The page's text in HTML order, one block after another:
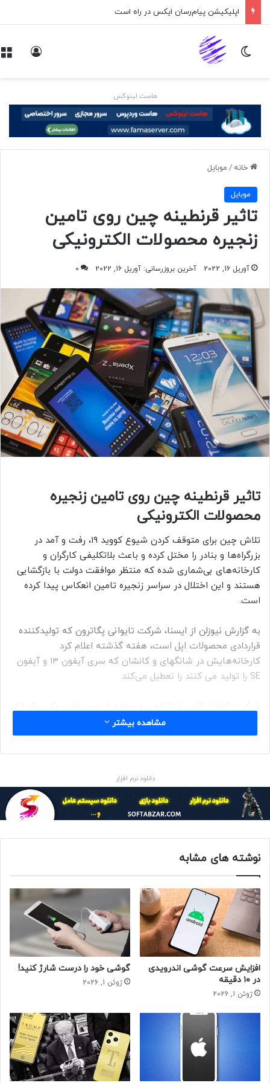
اپلیکیشن پیام‌رسان ایکس در راه است
تغییر پوسته
هاست لینوکس
خانه / موبايل
موبايل
تاثیر قرنطینه چین روی تامین
زنجیره محصولات الکترونیکی
آوریل 16, 2022 آخرین بروزرسانی: آوریل 16, 2022 0
تاثیر قرنطینه چین روی تامین زنجیره
محصولات الکترونیکی
تلاش چین برای متوقف کردن شیوع کووید ۱۹، رفت و آمد در
بزرگراه‌ها و بنادر را مختل کرده و باعث بلاتکلیفی کارگران و
کارخانه‌های بی‌شماری شده که منتظر موافقت دولت با بازگشایی
هستند و این اختلال در سراسر زنجیره تامین انعکاس پیدا کرده
است.
به گزارش نیوزلن از ایسنا، شرکت تایوانی پگاترون که تولیدکننده
قراردادی محصولات اپل است، هفته گذشته اعلام کرد
کارخانه‌هایش در شانگهای و کانشان که سری آیفون ۱۳ و آیفون
SE را تولید می کنند را تعطیل می‌کند.
را در سطح جهانی تولید می‌کند، فعالیتهایش را تعطیل کرده که به
گفته تحلیلگران می‌تواند به صورت جدی روی تحویل سفارشهای
تولید تاثیر بگذارد.
تاثیر احتمالی روی زنجیره تامین مبهم است و به عواملی نظیر
مدت ادامه قرنطینه‌های کرونایی بستگی دارد.
کارخانه‌ها در نقاط دیگر مانند شنزن را که در حال حاضر تحت
قرنطینه نیست، بررسی می‌کند.
ادی هان، تحلیلگر ارشد شرکت “ایزایا ریسرچ” گفت: اپل ممکن
است انتقال سفارش‌ها از پگاترون به فاکسکان را بررسی کند اما
انتظار می رود این حجم به دلیل مسائل لجستیکی و دشواری
تنظیم تجهیزات دشوار باشد. فاکسکان نام تجاری شرکت “هون
های پریسیژن اینداستری” است. در یک سناریوی ناخوشایندتر، اگر
قرنطینه‌های چین به مدت دو ماه ادامه پیدا کند و اپل نتواند
میلیون دستگاه در تولید آیفون عقب بماند.
مدیرعامل شرکت هواوی تکنولوژیز و ایکس پنگ هشدار داده است
اگر شانگهای نتواند تولید را به زودی از سربگیرد، هزینه‌های
اقتصادی عظیمی به بار می آورد.
مشاهده بیشتر
دانلود نرم افزار
نوشته های مشابه
افزایش سرعت گوشی اندرویدی
در ۱۰ دقیقه
ژوئن 1, 2026
گوشی خود را درست شارژ کنید!
ژوئن 1, 2026